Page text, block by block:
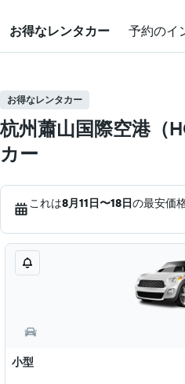
お得なレンタカー 予約のイ
お得なレンタカー
杭州蕭山国際空港（
カー
これは8月11日​〜18日の最安価
小型